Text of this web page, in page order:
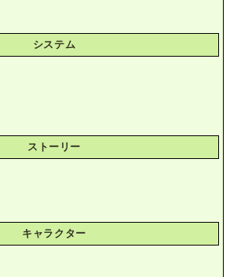
システム
ストーリー
キャラクター